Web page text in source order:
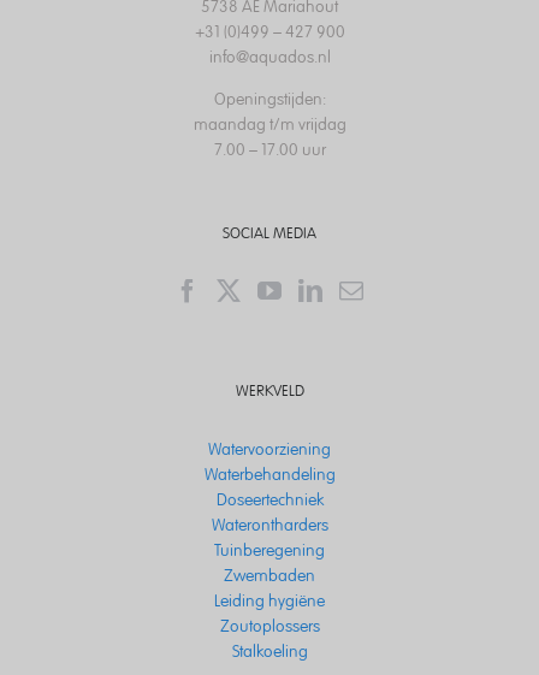
5738 AE Mariahout
+31 (0)499 – 427 900
info@aquados.nl
Openingstijden:
maandag t/m vrijdag
7.00 – 17.00 uur
SOCIAL MEDIA
WERKVELD
Watervoorziening
Waterbehandeling
Doseertechniek
Waterontharders
Tuinberegening
Zwembaden
Leiding hygiëne
Zoutoplossers
Stalkoeling